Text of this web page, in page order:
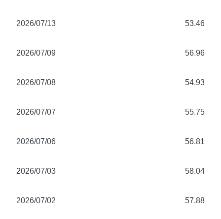
2026/07/13 53.46
2026/07/09 56.96
2026/07/08 54.93
2026/07/07 55.75
2026/07/06 56.81
2026/07/03 58.04
2026/07/02 57.88